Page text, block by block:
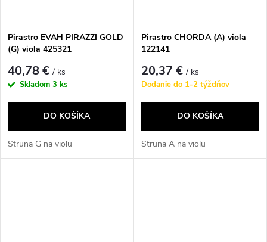
Pirastro EVAH PIRAZZI GOLD
(G) viola 425321
40,78 €/ ks
Skladom 3 ks
DO KOŠÍKA
Struna G na violu
Pirastro CHORDA (A) viola
122141
20,37 €/ ks
Dodanie do 1-2 týždňov
DO KOŠÍKA
Struna A na violu